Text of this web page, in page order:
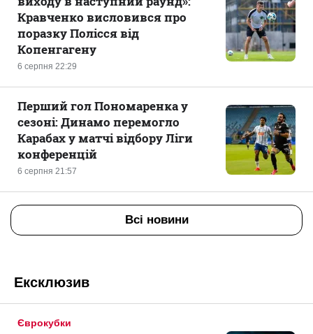
6 серпня 22:29
Кравченко висловився про
поразку Полісся від
Копенгагену
6 серпня 21:57
Перший гол Пономаренка у
сезоні: Динамо перемогло
Карабах у матчі відбору Ліги
конференцій
Всі новини
Ексклюзив
Єврокубки